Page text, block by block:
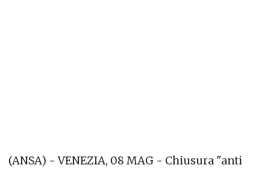
(ANSA) - VENEZIA, 08 MAG - Chiusura "anti